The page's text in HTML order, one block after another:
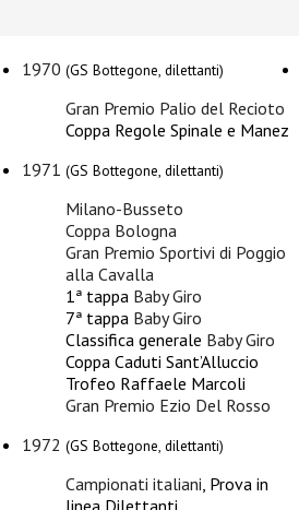
1970 (GS Bottegone, dilettanti)
Gran Premio Palio del Recioto
Coppa Regole Spinale e Manez
1971 (GS Bottegone, dilettanti)
Milano-Busseto
Coppa Bologna
Gran Premio Sportivi di Poggio
alla Cavalla
1ª tappa Baby Giro
7ª tappa Baby Giro
Classifica generale Baby Giro
Coppa Caduti Sant’Alluccio
Trofeo Raffaele Marcoli
Gran Premio Ezio Del Rosso
1972 (GS Bottegone, dilettanti)
Campionati italiani , Prova in
linea Dilettanti